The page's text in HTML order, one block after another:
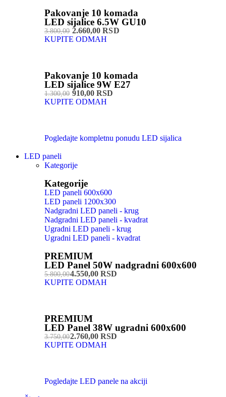
Pakovanje 10 komada
LED sijalice 6.5W GU10
3.800,002.660,00 RSD
KUPITE ODMAH
Pakovanje 10 komada
LED sijalice 9W E27
1.300,00910,00 RSD
KUPITE ODMAH
Pogledajte kompletnu ponudu LED sijalica
LED paneli
Kategorije
Kategorije
LED paneli 600x600
LED paneli 1200x300
Nadgradni LED paneli - krug
Nadgradni LED paneli - kvadrat
Ugradni LED paneli - krug
Ugradni LED paneli - kvadrat
PREMIUM
LED Panel 50W nadgradni 600x600
5.800,004.550,00 RSD
KUPITE ODMAH
PREMIUM
LED Panel 38W ugradni 600x600
3.750,002.760,00 RSD
KUPITE ODMAH
Pogledajte LED panele na akciji